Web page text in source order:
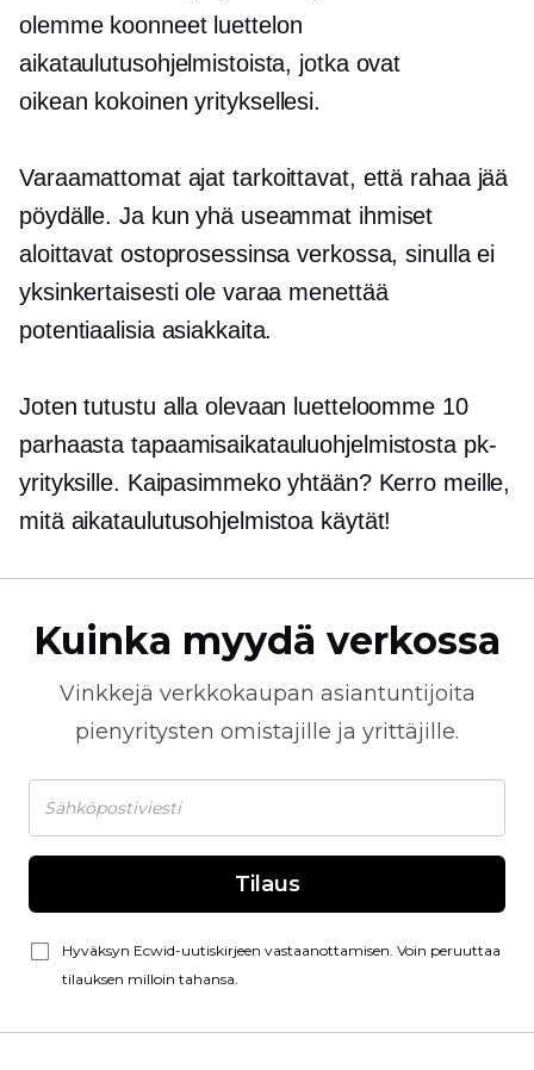
olemme koonneet luettelon
aikataulutusohjelmistoista, jotka ovat
oikean kokoinen yrityksellesi.
Varaamattomat ajat tarkoittavat, että rahaa jää
pöydälle. Ja kun yhä useammat ihmiset
aloittavat ostoprosessinsa verkossa, sinulla ei
yksinkertaisesti ole varaa menettää
potentiaalisia asiakkaita.
Joten tutustu alla olevaan luetteloomme 10
parhaasta tapaamisaikatauluohjelmistosta pk-
yrityksille. Kaipasimmeko yhtään? Kerro meille,
mitä aikataulutusohjelmistoa käytät!
Kuinka myydä verkossa
Vinkkejä verkkokaupan asiantuntijoita
pienyritysten omistajille ja yrittäjille.
Tilaus
Hyväksyn Ecwid-uutiskirjeen vastaanottamisen. Voin peruuttaa
tilauksen milloin tahansa.